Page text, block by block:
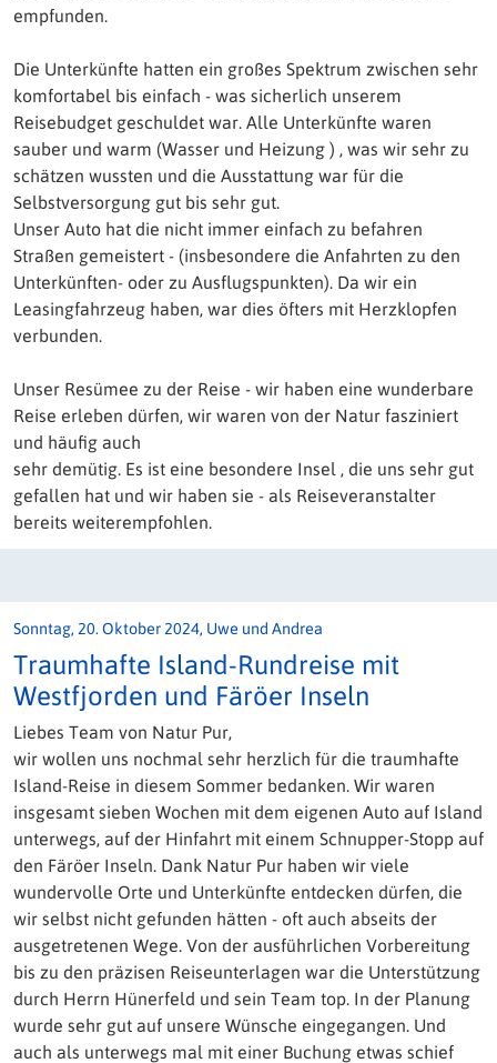
empfunden.
Die Unterkünfte hatten ein großes Spektrum zwischen sehr
komfortabel bis einfach - was sicherlich unserem
Reisebudget geschuldet war. Alle Unterkünfte waren
sauber und warm (Wasser und Heizung ) , was wir sehr zu
schätzen wussten und die Ausstattung war für die
Selbstversorgung gut bis sehr gut.
Unser Auto hat die nicht immer einfach zu befahren
Straßen gemeistert - (insbesondere die Anfahrten zu den
Unterkünften- oder zu Ausflugspunkten). Da wir ein
Leasingfahrzeug haben, war dies öfters mit Herzklopfen
verbunden.
Unser Resümee zu der Reise - wir haben eine wunderbare
Reise erleben dürfen, wir waren von der Natur fasziniert
und häufig auch
sehr demütig. Es ist eine besondere Insel , die uns sehr gut
gefallen hat und wir haben sie - als Reiseveranstalter
bereits weiterempfohlen.
Sonntag, 20. Oktober 2024, Uwe und Andrea
Traumhafte Island-Rundreise mit
Westfjorden und Färöer Inseln
Liebes Team von Natur Pur,
wir wollen uns nochmal sehr herzlich für die traumhafte
Island-Reise in diesem Sommer bedanken. Wir waren
insgesamt sieben Wochen mit dem eigenen Auto auf Island
unterwegs, auf der Hinfahrt mit einem Schnupper-Stopp auf
den Färöer Inseln. Dank Natur Pur haben wir viele
wundervolle Orte und Unterkünfte entdecken dürfen, die
wir selbst nicht gefunden hätten - oft auch abseits der
ausgetretenen Wege. Von der ausführlichen Vorbereitung
bis zu den präzisen Reiseunterlagen war die Unterstützung
durch Herrn Hünerfeld und sein Team top. In der Planung
wurde sehr gut auf unsere Wünsche eingegangen. Und
auch als unterwegs mal mit einer Buchung etwas schief